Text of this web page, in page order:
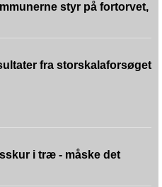
styr på fortorvet,
fra storskalaforsøget
i træ - måske det